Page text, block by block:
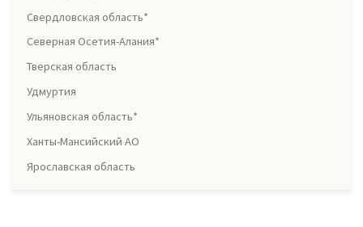
Свердловская область*
Северная Осетия-Алания*
Тверская область
Удмуртия
Ульяновская область*
Ханты-Мансийский АО
Ярославская область